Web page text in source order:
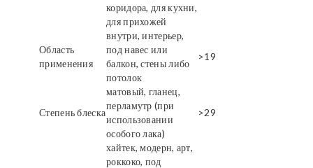
коридора, для кухни,
для прихожей
Область
применения
внутри, интерьер,
под навес или
балкон, стены либо
потолок
>19
Степень блеска
матовый, гланец,
перламутр (при
использовании
особого лака)
>29
хайтек, модерн, арт,
роккоко, под